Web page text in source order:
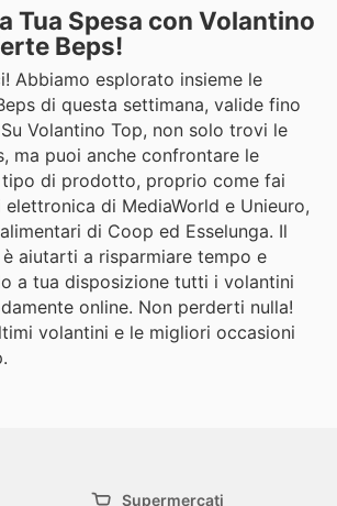
Tua Spesa con Volantino
Beps!
Abbiamo esplorato insieme le
di questa settimana, valide fino
Volantino Top, non solo trovi le
ma puoi anche confrontare le
di prodotto, proprio come fai
di MediaWorld e Unieuro,
di Coop ed Esselunga. Il
aiutarti a risparmiare tempo e
a tua disposizione tutti i volantini
online. Non perderti nulla!
volantini e le migliori occasioni
Supermercati